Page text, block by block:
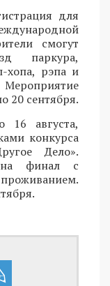
для
смогут
паркура,
хопа, рэпа и
20 сентября.
16 августа,
конкурса
Дело».
финал с